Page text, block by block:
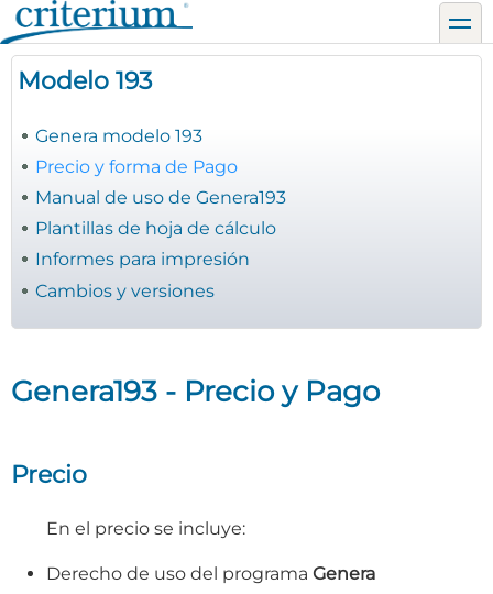
Pasar
al
contenido
principal
Modelo 193
Genera modelo 193
Precio y forma de Pago
Manual de uso de Genera193
Plantillas de hoja de cálculo
Informes para impresión
Cambios y versiones
Genera193 - Precio y Pago
Precio
En el precio se incluye:
Derecho de uso del programa Genera